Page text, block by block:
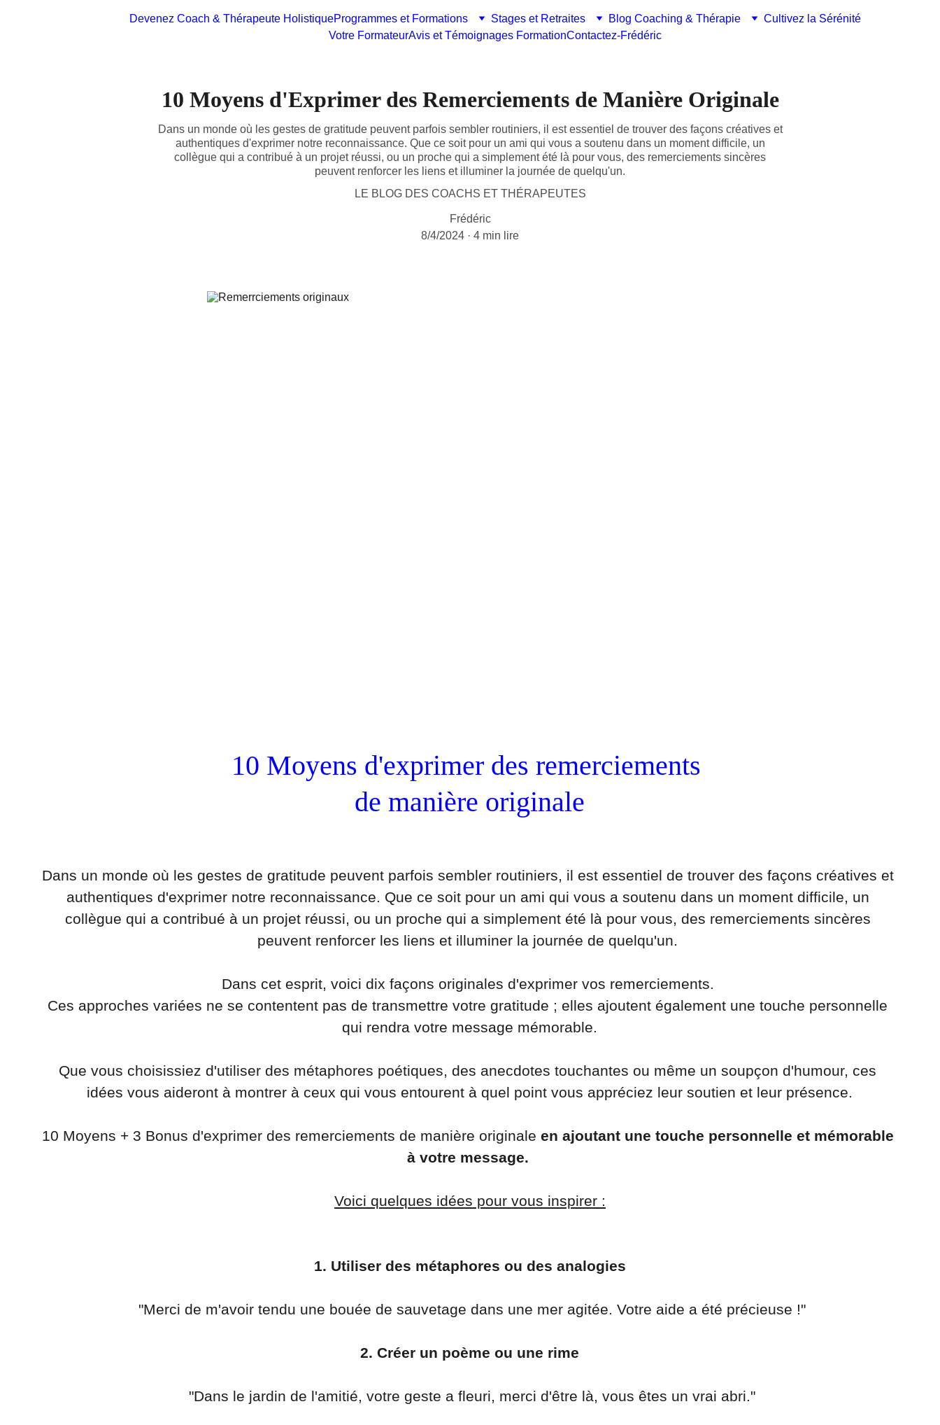
Devenez Coach & Thérapeute HolistiqueProgrammes et Formations Stages et Retraites Blog Coaching & Thérapie
Cultivez la Sérénité
Votre FormateurAvis et Témoignages FormationContactez-Frédéric
10 Moyens d'Exprimer des Remerciements de Manière Originale
Dans un monde où les gestes de gratitude peuvent parfois sembler routiniers, il est essentiel de trouver des façons créatives et
authentiques d'exprimer notre reconnaissance. Que ce soit pour un ami qui vous a soutenu dans un moment difficile, un
collègue qui a contribué à un projet réussi, ou un proche qui a simplement été là pour vous, des remerciements sincères
peuvent renforcer les liens et illuminer la journée de quelqu'un.
LE BLOG DES COACHS ET THÉRAPEUTES
Frédéric
8/4/2024
4 min lire
10 Moyens d'exprimer des remerciements
de manière originale
Dans un monde où les gestes de gratitude peuvent parfois sembler routiniers, il est essentiel de trouver des façons créatives et
authentiques d'exprimer notre reconnaissance. Que ce soit pour un ami qui vous a soutenu dans un moment difficile, un
collègue qui a contribué à un projet réussi, ou un proche qui a simplement été là pour vous, des remerciements sincères
peuvent renforcer les liens et illuminer la journée de quelqu'un.
Dans cet esprit, voici dix façons originales d'exprimer vos remerciements.
Ces approches variées ne se contentent pas de transmettre votre gratitude ; elles ajoutent également une touche personnelle
qui rendra votre message mémorable.
Que vous choisissiez d'utiliser des métaphores poétiques, des anecdotes touchantes ou même un soupçon d'humour, ces
idées vous aideront à montrer à ceux qui vous entourent à quel point vous appréciez leur soutien et leur présence.
10 Moyens + 3 Bonus d'exprimer des remerciements de manière originale en ajoutant une touche personnelle et mémorable
à votre message.
Voici quelques idées pour vous inspirer :
1. Utiliser des métaphores ou des analogies
"Merci de m'avoir tendu une bouée de sauvetage dans une mer agitée. Votre aide a été précieuse !"
2. Créer un poème ou une rime
"Dans le jardin de l'amitié, votre geste a fleuri, merci d'être là, vous êtes un vrai abri."